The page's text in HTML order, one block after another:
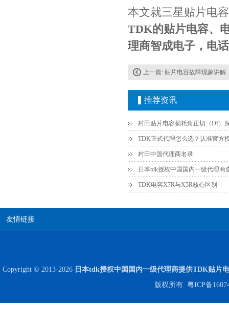
本文就三星贴片电
TDK的贴片电容、
理商智成电子，电
上一篇: 贴片电容故障现象讲解
推荐资讯
村田中国代理商名录
日本tdk授权中国国内一级代理商
TDK电容X7R与X5R核心区别
友情链接
Copyright © 2013-2026 日本tdk授权中国国内一级代理商提供TDK贴片
版权所有 粤ICP备